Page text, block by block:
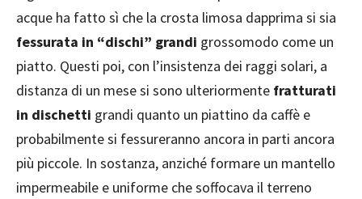
acque ha fatto sì che la crosta limosa dapprima si sia
fessurata in “dischi” grandi grossomodo come un
piatto. Questi poi, con l’insistenza dei raggi solari, a
distanza di un mese si sono ulteriormente fratturati
in dischetti grandi quanto un piattino da caffè e
probabilmente si fessureranno ancora in parti ancora
più piccole. In sostanza, anziché formare un mantello
impermeabile e uniforme che soffocava il terreno